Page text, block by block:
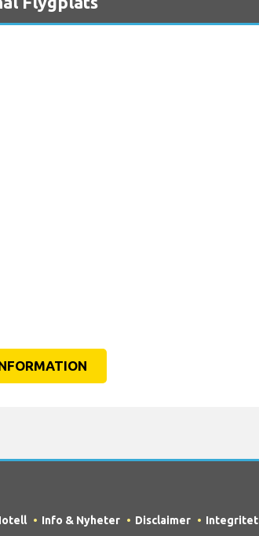
Info & Nyheter Disclaimer Integritet